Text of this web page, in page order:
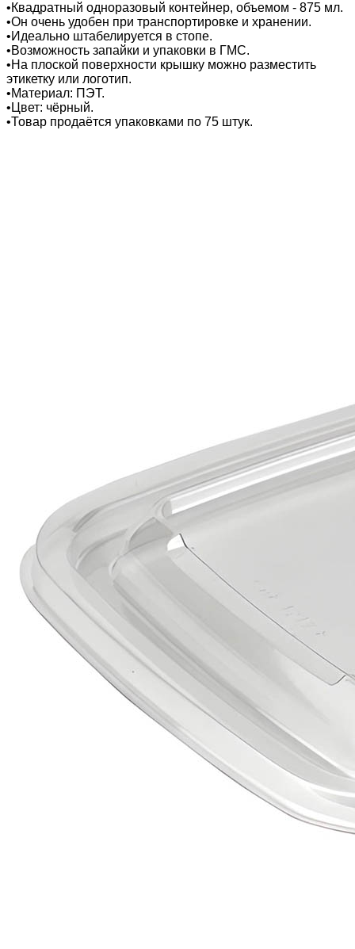
•Квадратный одноразовый контейнер, объемом - 875 мл.
•Он очень удобен при транспортировке и хранении.
•Идеально штабелируется в стопе.
•Возможность запайки и упаковки в ГМС.
•На плоской поверхности крышку можно разместить
этикетку или логотип.
•Материал: ПЭТ.
•Цвет: чёрный.
•Товар продаётся упаковками по 75 штук.